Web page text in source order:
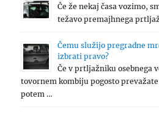
Če že nekaj časa vozimo,
težavo premajhnega
Čemu služijo pregradne
izbrati pravo?
Če v prtljažniku osebnega
tovornem kombiju pogosto
potem …